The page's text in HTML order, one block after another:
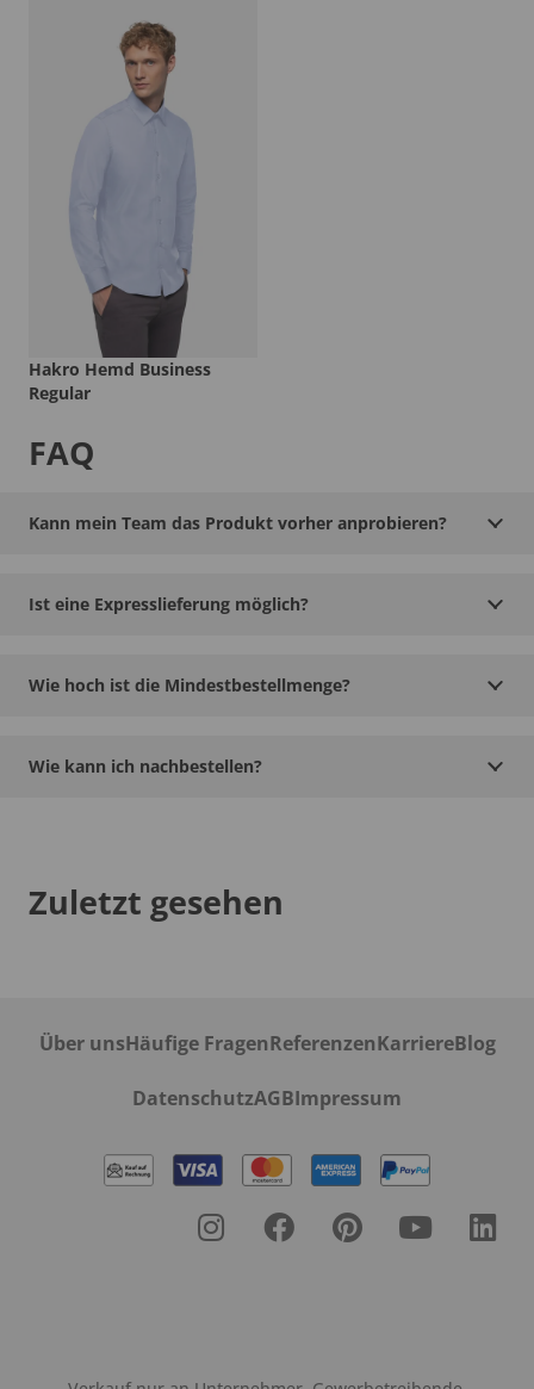
Hakro Hemd Business
Regular
FAQ
Kann mein Team das Produkt vorher anprobieren?
Ist eine Expresslieferung möglich?
Wie hoch ist die Mindestbestellmenge?
Wie kann ich nachbestellen?
Zuletzt gesehen
Über unsHäufige FragenReferenzenKarriereBlog
DatenschutzAGBImpressum